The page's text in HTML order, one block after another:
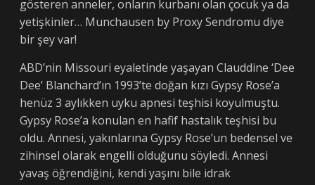
gösteren anneler, onların kurbanı olan çocuk ya da
yetişkinler… Munchausen by Proxy Sendromu diye
bir şey var!
ABD’nin Missouri eyaletinde yaşayan Clauddine ‘Dee
Dee’ Blanchard’ın 1993’te doğan kızı Gypsy Rose’a
henüz 3 aylıkken uyku apnesi teşhisi koyulmuştu.
Gypsy Rose’a konulan en hafif hastalık teşhisi bu
oldu. Annesi, yakınlarına Gypsy Rose’un bedensel ve
zihinsel olarak engelli olduğunu söyledi. Annesi
yavaş öğrendiğini, kendi yaşını bile idrak